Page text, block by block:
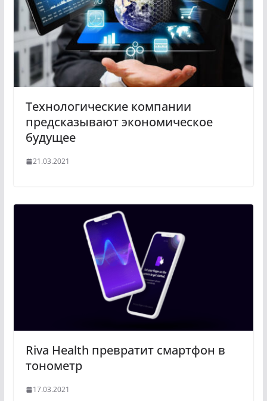
Технологические компании
предсказывают экономическое
будущее
21.03.2021
Riva Health превратит смартфон в
тонометр
17.03.2021